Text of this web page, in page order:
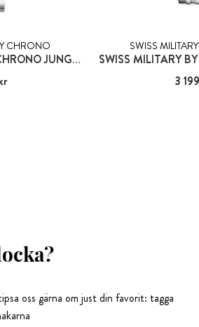
CHRONO
SWISS MILITARY BY CHRONO JUNGFRAU
kr
SWISS
Pris :3
3
oss gärna om just din favorit: tagga